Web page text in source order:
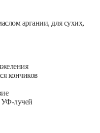
аргании, для сухих,
кончиков
УФ-лучей